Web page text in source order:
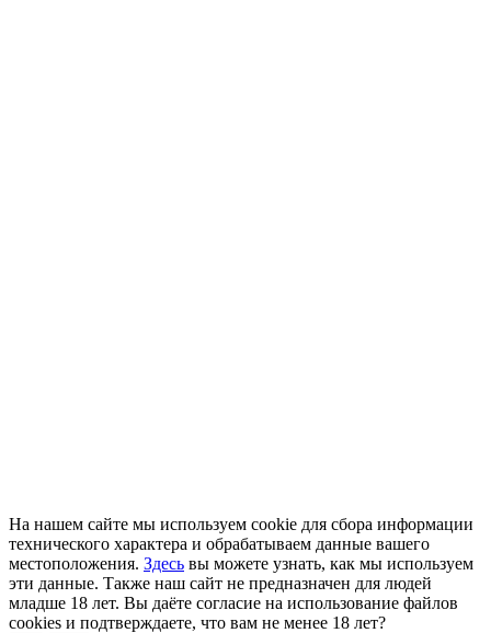
На нашем сайте мы используем cookie для сбора информации
технического характера и обрабатываем данные вашего
местоположения. Здесь вы можете узнать, как мы используем
эти данные. Также наш сайт не предназначен для людей
младше 18 лет. Вы даёте согласие на использование файлов
cookies и подтверждаете, что вам не менее 18 лет?